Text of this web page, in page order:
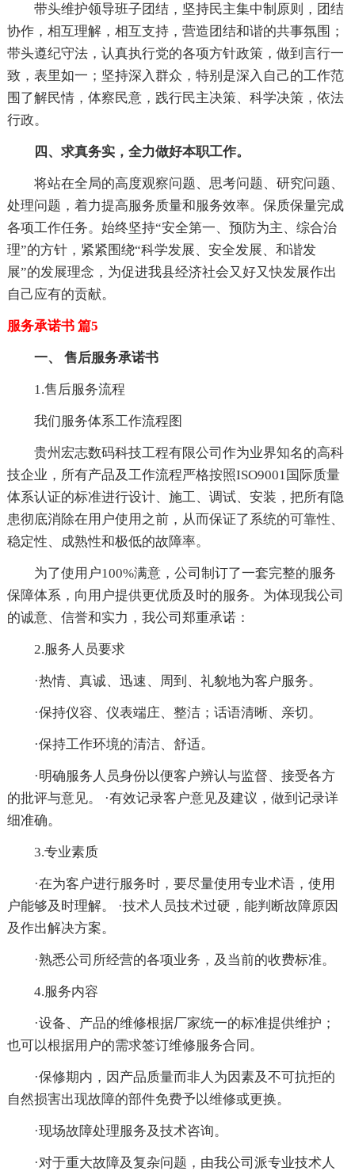
带头维护领导班子团结，坚持民主集中制原则，团结
协作，相互理解，相互支持，营造团结和谐的共事氛围；
带头遵纪守法，认真执行党的各项方针政策，做到言行一
致，表里如一；坚持深入群众，特别是深入自己的工作范
围了解民情，体察民意，践行民主决策、科学决策，依法
行政。
四、求真务实，全力做好本职工作。
将站在全局的高度观察问题、思考问题、研究问题、
处理问题，着力提高服务质量和服务效率。保质保量完成
各项工作任务。始终坚持“安全第一、预防为主、综合治
理”的方针，紧紧围绕“科学发展、安全发展、和谐发
展”的发展理念，为促进我县经济社会又好又快发展作出
自己应有的贡献。
服务承诺书 篇5
一、 售后服务承诺书
1.售后服务流程
我们服务体系工作流程图
贵州宏志数码科技工程有限公司作为业界知名的高科
技企业，所有产品及工作流程严格按照ISO9001国际质量
体系认证的标准进行设计、施工、调试、安装，把所有隐
患彻底消除在用户使用之前，从而保证了系统的可靠性、
稳定性、成熟性和极低的故障率。
为了使用户100%满意，公司制订了一套完整的服务
保障体系，向用户提供更优质及时的服务。为体现我公司
的诚意、信誉和实力，我公司郑重承诺：
2.服务人员要求
·热情、真诚、迅速、周到、礼貌地为客户服务。
·保持仪容、仪表端庄、整洁；话语清晰、亲切。
·保持工作环境的清洁、舒适。
·明确服务人员身份以便客户辨认与监督、接受各方
的批评与意见。 ·有效记录客户意见及建议，做到记录详
细准确。
3.专业素质
·在为客户进行服务时，要尽量使用专业术语，使用
户能够及时理解。 ·技术人员技术过硬，能判断故障原因
及作出解决方案。
·熟悉公司所经营的各项业务，及当前的收费标准。
4.服务内容
·设备、产品的维修根据厂家统一的标准提供维护；
也可以根据用户的需求签订维修服务合同。
·保修期内，因产品质量而非人为因素及不可抗拒的
自然损害出现故障的部件免费予以维修或更换。
·现场故障处理服务及技术咨询。
·对于重大故障及复杂问题，由我公司派专业技术人